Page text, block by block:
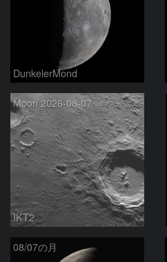
DunkelerMond
Moon 2026-08-07
IKT2
08/07の月